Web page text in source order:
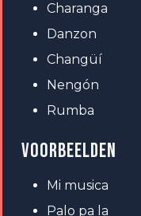
Charanga
Danzon
Changüí
Nengón
Rumba
VOORBEELDEN
Mi musica
Palo pa la